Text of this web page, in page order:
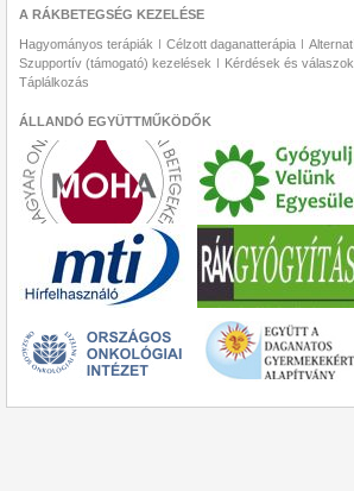
A RÁKBETEGSÉG KEZELÉSE
Hagyományos terápiák Célzott daganatterápia
Szupportív (támogató) kezelések
Kérdések és válaszok
Táplálkozás
ÁLLANDÓ EGYÜTTMŰKÖDŐK